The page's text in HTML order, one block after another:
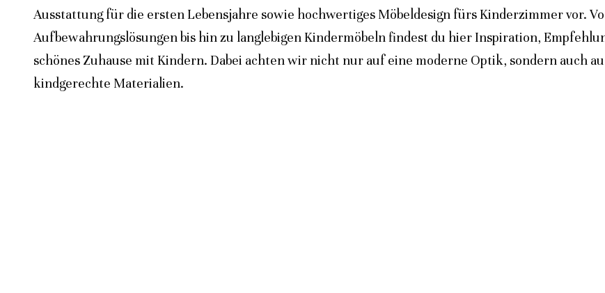
Ausstattung für die ersten Lebensjahre sowie hochwertiges Möbeldesign fürs Kinderzimmer vor.
Aufbewahrungslösungen bis hin zu langlebigen Kindermöbeln findest du hier Inspiration,
schönes Zuhause mit Kindern. Dabei achten wir nicht nur auf eine moderne Optik, sondern auch
kindgerechte Materialien.